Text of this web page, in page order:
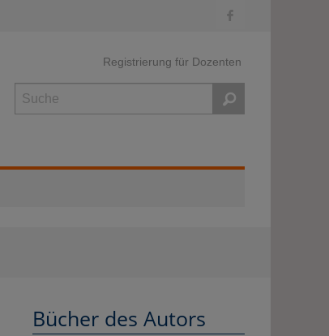
Registrierung für Dozenten
Suche
Bücher des Autors